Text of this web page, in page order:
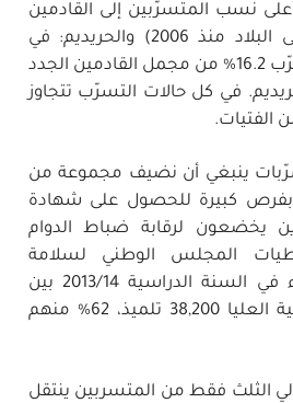
نسب المتسرّبين إلى القادمين
الجدد (الذين قدِموا إلى البلاد منذ 2006) والحريديم: في
الصف الحادي عشر تسرّب 16.2% من مجمل القادمين الجدد
في كل حالات التسرّب تتجاوز
الفتيات.
ينبغي أن نضيف مجموعة من
بفرص كبيرة للحصول على شهادة
يخضعون لرقابة ضباط الدوام
المجلس الوطني لسلامة
الطفل، بلغ عدد هؤلاء في السنة الدراسية 2013/14 بين
طلاب المرحلة المدرسية العليا 38,200 تلميذ، 62% منهم
الثلث فقط من المتسربين ينتقل